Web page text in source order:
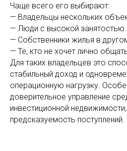
Чаще всего его выбирают:
— Владельцы нескольких
— Люди с высокой занятостью.
— Собственники жилья в
— Те, кто не хочет лично
Для таких владельцев это
стабильный доход и
операционную нагрузку.
доверительное управление
инвестиционной
предсказуемость поступлений.